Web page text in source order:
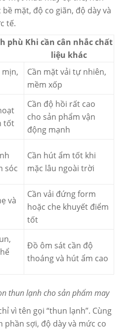
bề mặt, độ co giãn, độ dày và
tế.
phù Khi cần cân nhắc chất
liệu khác
mịn,
Cần mặt vải tự nhiên,
mềm xốp
tốt
Cần độ hồi rất cao
cho sản phẩm vận
động mạnh
sóc
Cần hút ẩm tốt khi
mặc lâu ngoài trời
và
Cần vải đứng form
hoặc che khuyết điểm
tốt
Đồ ôm sát cần độ
thoáng và hút ẩm cao
thun lạnh cho sản phẩm may
vì tên gọi “thun lạnh”. Cùng
sợi, độ dày và mức co